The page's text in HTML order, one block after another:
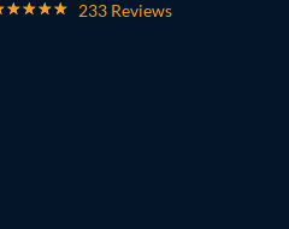
233 Reviews